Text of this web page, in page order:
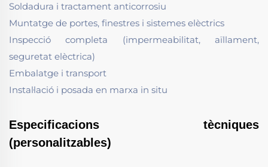
Soldadura i tractament anticorrosiu
Muntatge de portes, finestres i sistemes elèctrics
Inspecció completa (impermeabilitat, aïllament,
seguretat elèctrica)
Embalatge i transport
Instal·lació i posada en marxa in situ
Especificacions tècniques
(personalitzables)